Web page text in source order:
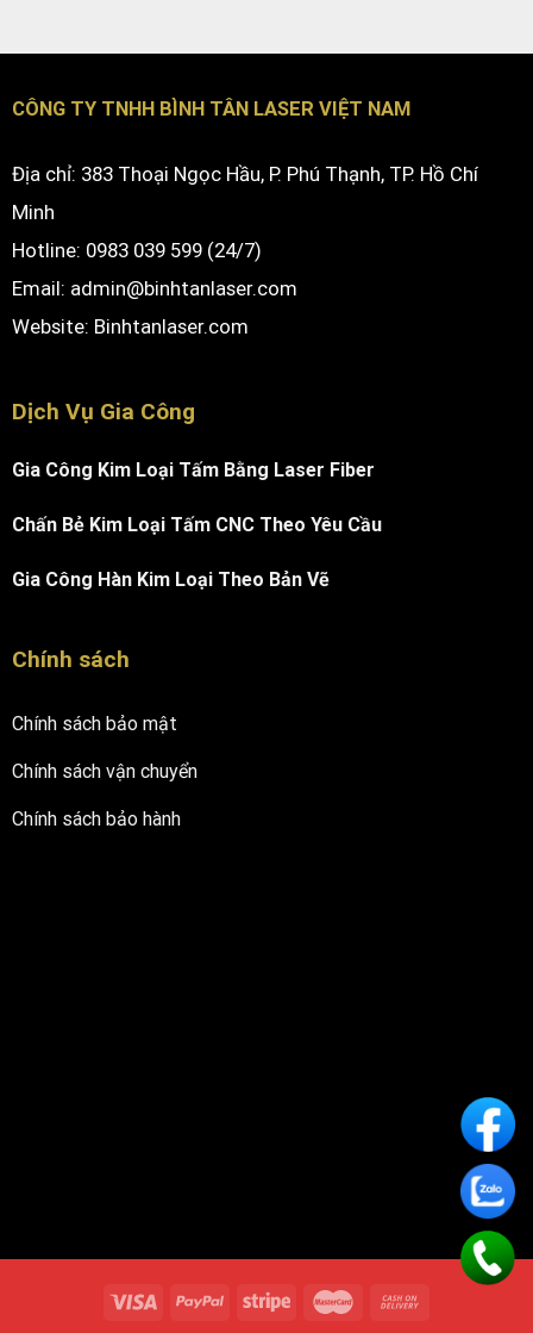
CÔNG TY TNHH BÌNH TÂN LASER VIỆT NAM
Địa chỉ: 383 Thoại Ngọc Hầu, P. Phú Thạnh, TP. Hồ Chí
Minh
Hotline: 0983 039 599 (24/7)
Email: admin@binhtanlaser.com
Website: Binhtanlaser.com
Dịch Vụ Gia Công
Gia Công Kim Loại Tấm Bằng Laser Fiber
Chấn Bẻ Kim Loại Tấm CNC Theo Yêu Cầu
Gia Công Hàn Kim Loại Theo Bản Vẽ
Chính sách
Chính sách bảo mật
Chính sách vận chuyển
Chính sách bảo hành